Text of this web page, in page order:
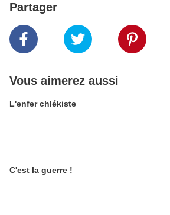
Partager
Vous aimerez aussi
L'enfer chlékiste
C'est la guerre !